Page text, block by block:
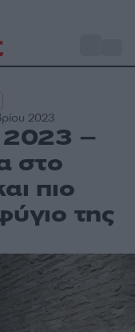
2023
2023 –
στο
πιο
της